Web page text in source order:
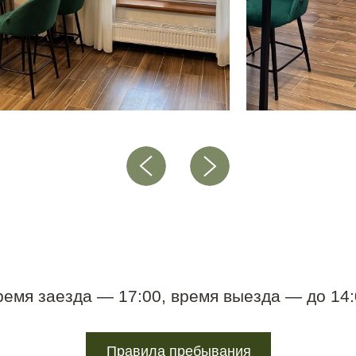
заезда — 17:00, время выезда — до
Правила пребывания